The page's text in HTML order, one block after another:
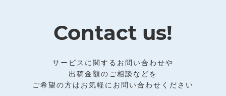
Contact us!
サービスに関するお問い合わせや
出稿金額のご相談などを
ご希望の方はお気軽にお問い合わせください